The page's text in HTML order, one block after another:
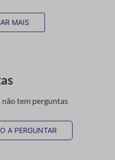
MAIS
tem perguntas
A PERGUNTAR